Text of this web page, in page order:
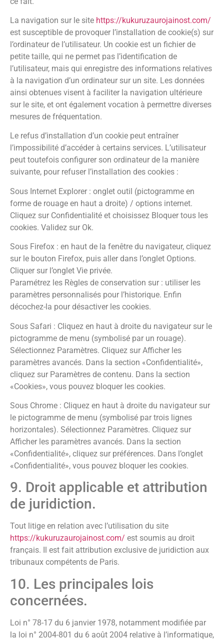
La navigation sur le site https://kukuruzaurojainost.com/
est susceptible de provoquer l’installation de cookie(s) sur
l’ordinateur de l’utilisateur. Un cookie est un fichier de
petite taille, qui ne permet pas l’identification de
l’utilisateur, mais qui enregistre des informations relatives
à la navigation d’un ordinateur sur un site. Les données
ainsi obtenues visent à faciliter la navigation ultérieure
sur le site, et ont également vocation à permettre diverses
mesures de fréquentation.
Le refus d’installation d’un cookie peut entraîner
l’impossibilité d’accéder à certains services. L’utilisateur
peut toutefois configurer son ordinateur de la manière
suivante, pour refuser l’installation des cookies :
Sous Internet Explorer : onglet outil (pictogramme en
forme de rouage en haut a droite) / options internet.
Cliquez sur Confidentialité et choisissez Bloquer tous les
cookies. Validez sur Ok.
Sous Firefox : en haut de la fenêtre du navigateur, cliquez
sur le bouton Firefox, puis aller dans l’onglet Options.
Cliquer sur l’onglet Vie privée.
Paramétrez les Règles de conservation sur : utiliser les
paramètres personnalisés pour l’historique. Enfin
décochez-la pour désactiver les cookies.
Sous Safari : Cliquez en haut à droite du navigateur sur le
pictogramme de menu (symbolisé par un rouage).
Sélectionnez Paramètres. Cliquez sur Afficher les
paramètres avancés. Dans la section «Confidentialité»,
cliquez sur Paramètres de contenu. Dans la section
«Cookies», vous pouvez bloquer les cookies.
Sous Chrome : Cliquez en haut à droite du navigateur sur
le pictogramme de menu (symbolisé par trois lignes
horizontales). Sélectionnez Paramètres. Cliquez sur
Afficher les paramètres avancés. Dans la section
«Confidentialité», cliquez sur préférences. Dans l’onglet
«Confidentialité», vous pouvez bloquer les cookies.
9. Droit applicable et attribution
de juridiction.
Tout litige en relation avec l’utilisation du site
https://kukuruzaurojainost.com/ est soumis au droit
français. Il est fait attribution exclusive de juridiction aux
tribunaux compétents de Paris.
10. Les principales lois
concernées.
Loi n° 78-17 du 6 janvier 1978, notamment modifiée par
la loi n° 2004-801 du 6 août 2004 relative à l’informatique,